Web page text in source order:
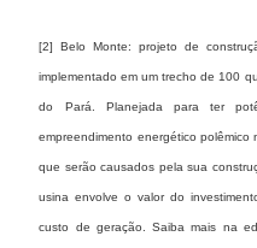
[2] Belo Monte: projeto de
implementado em um trecho de 100
do Pará. Planejada para ter
empreendimento energético polêmico
que serão causados pela sua
usina envolve o valor do
custo de geração. Saiba mais na